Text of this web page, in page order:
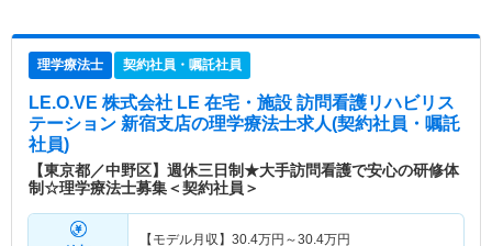
理学療法士 契約社員・嘱託社員
LE.O.VE 株式会社 LE 在宅・施設 訪問看護リハビリス
テーション 新宿支店の理学療法士求人(契約社員・嘱託
社員)
【東京都／中野区】週休三日制★大手訪問看護で安心の研修体
制☆理学療法士募集＜契約社員＞
【モデル月収】 30.4万円～30.4万円